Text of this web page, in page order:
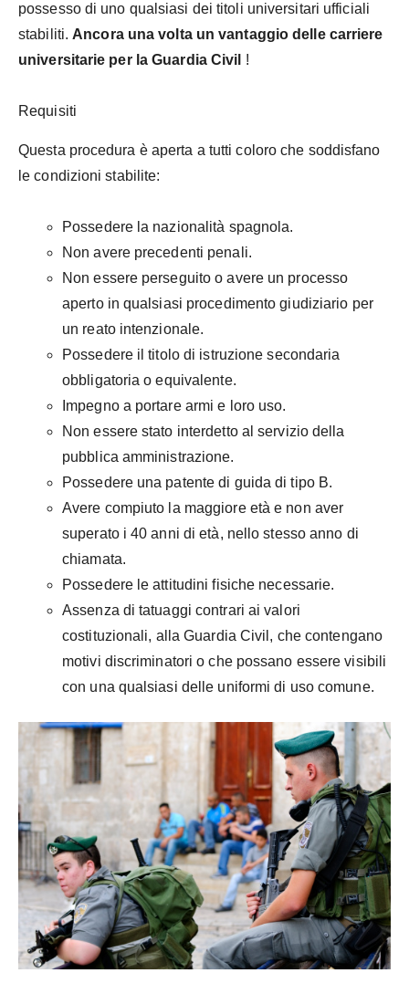
possesso di uno qualsiasi dei titoli universitari ufficiali
stabiliti. Ancora una volta un vantaggio delle carriere
universitarie per la Guardia Civil !
Requisiti
Questa procedura è aperta a tutti coloro che soddisfano
le condizioni stabilite:
Possedere la nazionalità spagnola.
Non avere precedenti penali.
Non essere perseguito o avere un processo
aperto in qualsiasi procedimento giudiziario per
un reato intenzionale.
Possedere il titolo di istruzione secondaria
obbligatoria o equivalente.
Impegno a portare armi e loro uso.
Non essere stato interdetto al servizio della
pubblica amministrazione.
Possedere una patente di guida di tipo B.
Avere compiuto la maggiore età e non aver
superato i 40 anni di età, nello stesso anno di
chiamata.
Possedere le attitudini fisiche necessarie.
Assenza di tatuaggi contrari ai valori
costituzionali, alla Guardia Civil, che contengano
motivi discriminatori o che possano essere visibili
con una qualsiasi delle uniformi di uso comune.